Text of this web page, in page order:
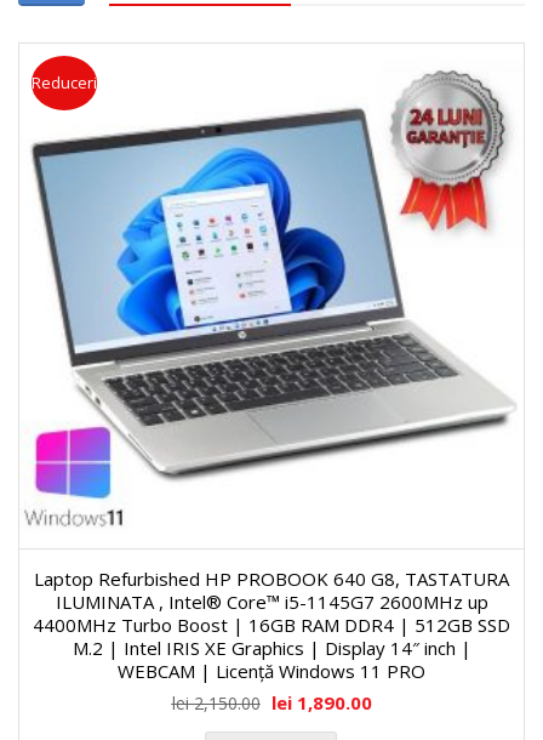
Reduceri
Laptop Refurbished HP PROBOOK 640 G8, TASTATURA
ILUMINATA , Intel® Core™ i5-1145G7 2600MHz up
4400MHz Turbo Boost | 16GB RAM DDR4 | 512GB SSD
M.2 | Intel IRIS XE Graphics | Display 14″ inch |
WEBCAM | Licență Windows 11 PRO
lei2,150.00 lei1,890.00